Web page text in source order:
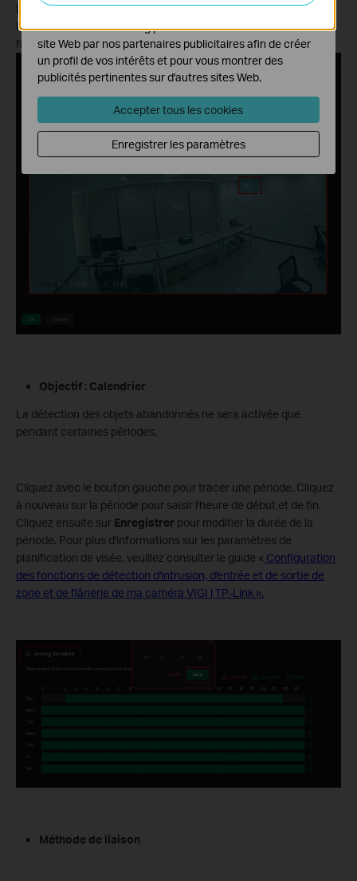
Les objets dont la longueur ou la largeur dépasse la plage de
l'objet MAX ou qui sont inférieurs à celle de l'objet MINI seront
filtrés et exclus de la détection.
Objectif : Calendrier
La détection des objets abandonnés ne sera activée que
pendant certaines périodes.
Cliquez avec le bouton gauche pour tracer une période. Cliquez
à nouveau sur la période pour saisir l'heure de début et de fin.
Cliquez ensuite sur Enregistrer pour modifier la durée de la
période. Pour plus d'informations sur les paramètres de
planification de visée, veuillez consulter le guide « Configuration
des fonctions de détection d'intrusion, d'entrée et de sortie de
zone et de flânerie de ma caméra VIGI | TP-Link ».
Méthode de liaison
fonctionnalités de notre site Web.
Les cookies marketing peuvent être définis via notre
site Web par nos partenaires publicitaires afin de créer
un profil de vos intérêts et pour vous montrer des
publicités pertinentes sur d'autres sites Web.
Accepter tous les cookies
Enregistrer les paramètres